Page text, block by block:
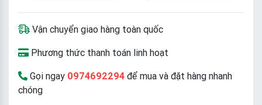
Vận chuyển giao hàng toàn quốc
Phương thức thanh toán linh hoạt
Gọi ngay 0974692294 để mua và đặt hàng nhanh
chóng